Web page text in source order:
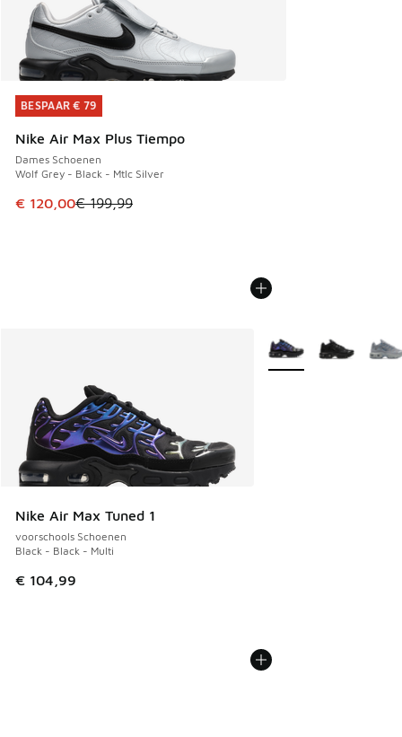
BESPAAR € 79
Nike Air Max Plus Tiempo
Dames Schoenen
Wolf Grey - Black - Mtlc Silver
Dit artikel is in de uitverkoop. Dit artikel is in de
€ 120,00€ 199,99
BESPAAR € 79
Nike Air Max Tuned 1
voorschools Schoenen
Black - Black - Multi
€ 104,99
Meer kleuren